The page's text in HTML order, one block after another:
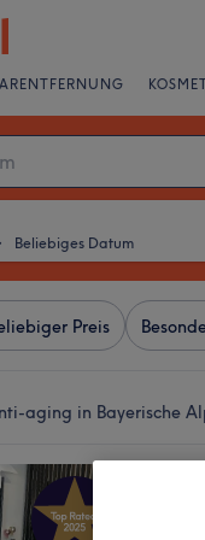
・ Beliebiges Datum
Preis
aging in Bayerische